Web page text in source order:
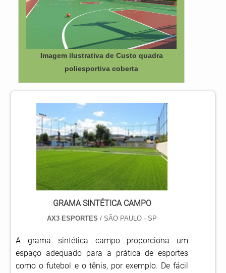
Imagem ilustrativa de Custo quadra
poliesportiva coberta
GRAMA SINTÉTICA CAMPO
AX3 ESPORTES / SÃO PAULO - SP
A grama sintética campo proporciona um
espaço adequado para a prática de esportes
como o futebol e o tênis, por exemplo. De fácil